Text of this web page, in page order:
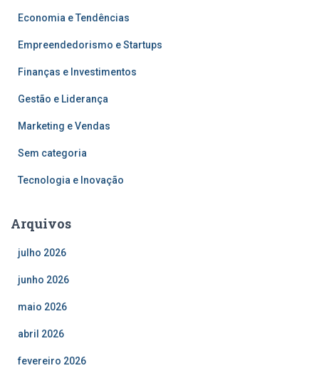
Economia e Tendências
Empreendedorismo e Startups
Finanças e Investimentos
Gestão e Liderança
Marketing e Vendas
Sem categoria
Tecnologia e Inovação
Arquivos
julho 2026
junho 2026
maio 2026
abril 2026
fevereiro 2026